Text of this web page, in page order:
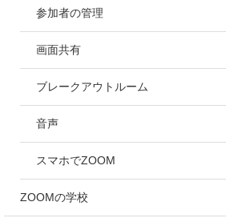
参加者の管理
画面共有
ブレークアウトルーム
音声
スマホでZOOM
ZOOMの学校